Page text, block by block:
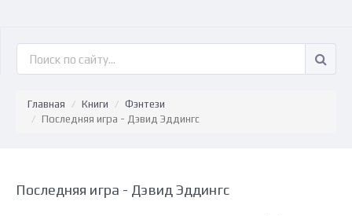
Главная Книги
Фэнтези
Последняя игра - Дэвид Эддингс
Последняя игра - Дэвид Эддингс